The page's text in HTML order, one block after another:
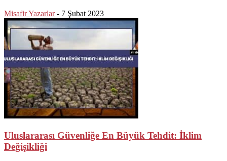
Misafir Yazarlar - 7 Şubat 2023
Uluslararası Güvenliğe En Büyük Tehdit: İklim
Değişikliği